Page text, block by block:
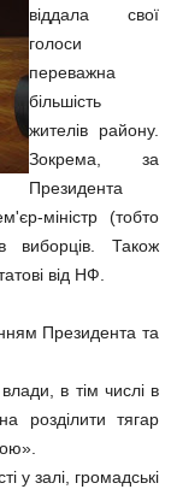
віддала свої
голоси
переважна
більшість
жителів району.
Зокрема, за
Президента
міністр (тобто
виборців. Також
від НФ.
Президента та
в тім числі в
розділити тягар
у залі, громадські